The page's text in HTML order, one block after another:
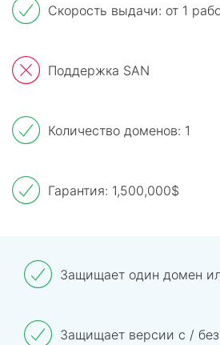
Скорость выдачи: от 1
Поддержка SAN
Количество доменов: 1
Гарантия: 1,500,000$
Защищает один домен
Защищает версии с /